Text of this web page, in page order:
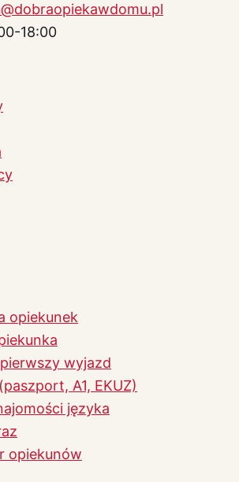
18:00
opiekunek
wyjazd
A1, EKUZ)
języka
opiekunów